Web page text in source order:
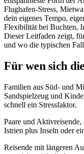
Flughafen-Stress,
dein eigenes Tempo,
Flexibilität bei Buchten,
Dieser Leitfaden zeigt,
und wo die typischen
Für wen sich
Familien aus Süd- und
Sandspielzeug und
schnell ein Stressfaktor.
Paare und
Istrien plus Inseln oder
Reisende mit längeren